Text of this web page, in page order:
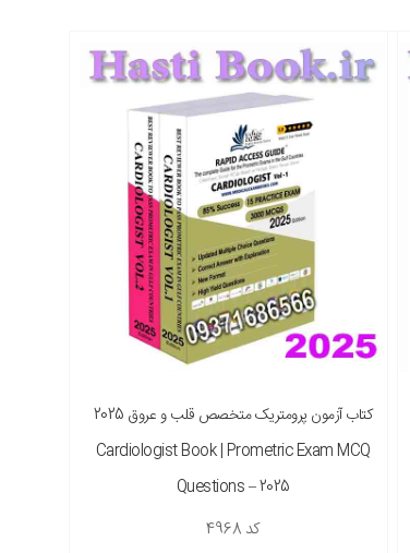
کتاب آزمون پرومتریک متخصص قلب و عروق 2025
Cardiologist Book | Prometric Exam MCQ
Questions – 2025
کد 4968